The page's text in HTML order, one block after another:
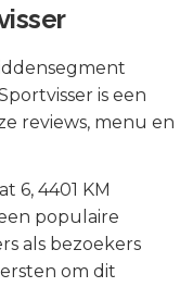
is een
reviews, menu en
6, 4401 KM
populaire
als bezoekers
om dit